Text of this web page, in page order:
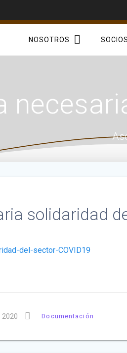
NOSOTROS
solidaridad
del-sector-COVID19
2020 Documentación